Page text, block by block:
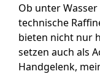
Ob unter
technische
bieten nicht nur
setzen auch als
Handgelenk,